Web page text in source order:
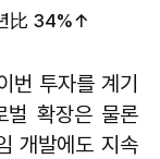
比 34%↑
번 투자를 계기
벌 확장은 물론
개발에도 지속